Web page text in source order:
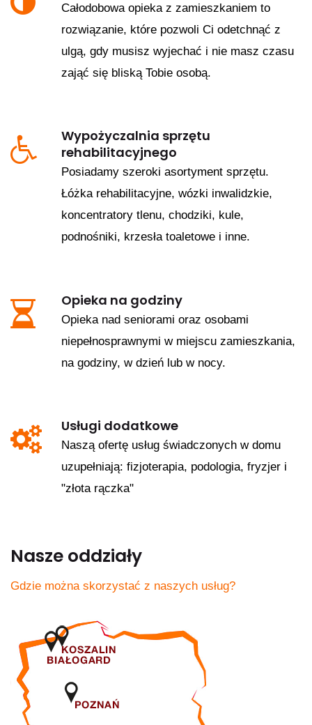
Całodobowa opieka z zamieszkaniem to
rozwiązanie, które pozwoli Ci odetchnąć z
ulgą, gdy musisz wyjechać i nie masz czasu
zająć się bliską Tobie osobą.
Wypożyczalnia sprzętu
rehabilitacyjnego
Posiadamy szeroki asortyment sprzętu.
Łóżka rehabilitacyjne, wózki inwalidzkie,
koncentratory tlenu, chodziki, kule,
podnośniki, krzesła toaletowe i inne.
Opieka na godziny
Opieka nad seniorami oraz osobami
niepełnosprawnymi w miejscu zamieszkania,
na godziny, w dzień lub w nocy.
Usługi dodatkowe
Naszą ofertę usług świadczonych w domu
uzupełniają: fizjoterapia, podologia, fryzjer i
"złota rączka"
Nasze oddziały
Gdzie można skorzystać z naszych usług?